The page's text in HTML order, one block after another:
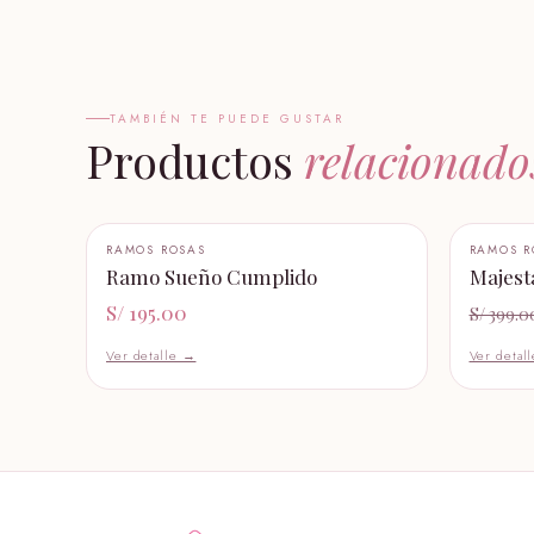
TAMBIÉN TE PUEDE GUSTAR
Productos
+ AÑADIR AL CARRITO
RAMOS ROSAS
Ramo Sueño Cumplido
S/ 195.00
Ver detalle →
−50%
+
RAMOS
S/
Ver